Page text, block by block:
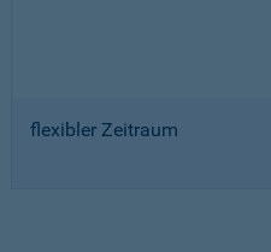
flexibler Zeitraum